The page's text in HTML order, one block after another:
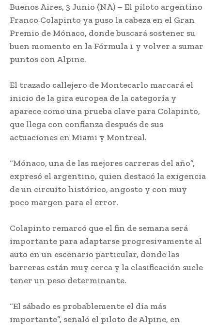
Buenos Aires, 3 Junio (NA) – El piloto argentino
Franco Colapinto ya puso la cabeza en el Gran
Premio de Mónaco, donde buscará sostener su
buen momento en la Fórmula 1 y volver a sumar
puntos con Alpine.
El trazado callejero de Montecarlo marcará el
inicio de la gira europea de la categoría y
aparece como una prueba clave para Colapinto,
que llega con confianza después de sus
actuaciones en Miami y Montreal.
“Mónaco, una de las mejores carreras del año”,
expresó el argentino, quien destacó la exigencia
de un circuito histórico, angosto y con muy
poco margen para el error.
Colapinto remarcó que el fin de semana será
importante para adaptarse progresivamente al
auto en un escenario particular, donde las
barreras están muy cerca y la clasificación suele
tener un peso determinante.
“El sábado es probablemente el día más
importante”, señaló el piloto de Alpine, en